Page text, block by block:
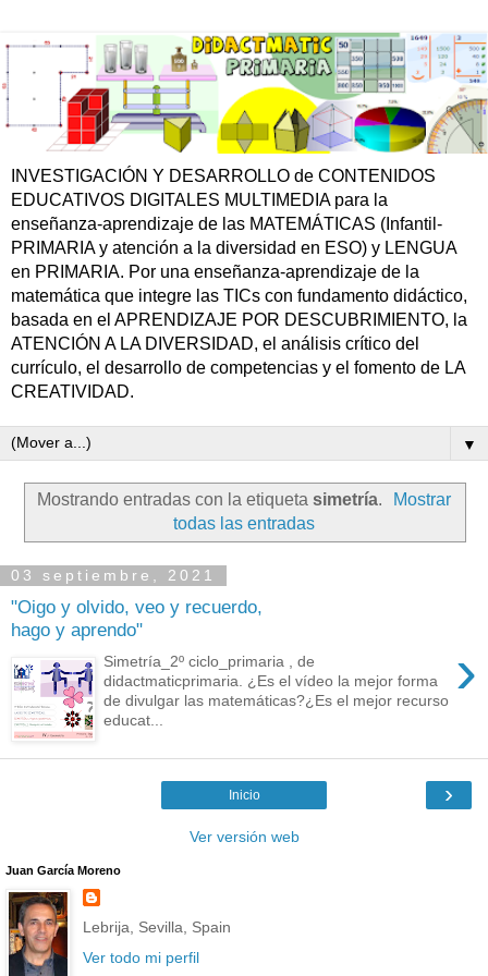
INVESTIGACIÓN Y DESARROLLO de CONTENIDOS
EDUCATIVOS DIGITALES MULTIMEDIA para la
enseñanza-aprendizaje de las MATEMÁTICAS (Infantil-
PRIMARIA y atención a la diversidad en ESO) y LENGUA
en PRIMARIA. Por una enseñanza-aprendizaje de la
matemática que integre las TICs con fundamento didáctico,
basada en el APRENDIZAJE POR DESCUBRIMIENTO, la
ATENCIÓN A LA DIVERSIDAD, el análisis crítico del
currículo, el desarrollo de competencias y el fomento de LA
CREATIVIDAD.
▼
Mostrando entradas con la etiqueta simetría.
Mostrar
todas las entradas
03 septiembre, 2021
"Oigo y olvido, veo y recuerdo,
hago y aprendo"
›
Simetría_2º ciclo_primaria , de
didactmaticprimaria. ¿Es el vídeo la mejor forma
de divulgar las matemáticas?¿Es el mejor recurso
educat...
›
Inicio
Ver versión web
Juan García Moreno
Lebrija, Sevilla, Spain
Ver todo mi perfil